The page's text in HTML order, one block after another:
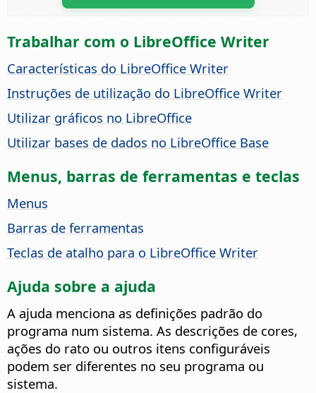
Trabalhar com o LibreOffice Writer
Características do LibreOffice Writer
Instruções de utilização do LibreOffice Writer
Utilizar gráficos no LibreOffice
Utilizar bases de dados no LibreOffice Base
Menus, barras de ferramentas e teclas
Menus
Barras de ferramentas
Teclas de atalho para o LibreOffice Writer
Ajuda sobre a ajuda
A ajuda menciona as definições padrão do
programa num sistema. As descrições de cores,
ações do rato ou outros itens configuráveis
podem ser diferentes no seu programa ou
sistema.